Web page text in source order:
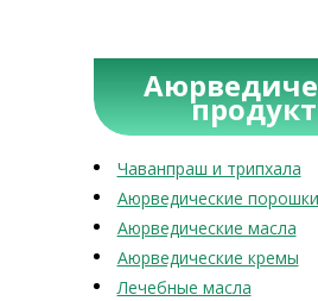
Чаванпраш и трипхала
Аюрведические порошки
Аюрведические масла
Аюрведические кремы
Лечебные масла